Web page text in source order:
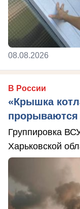
08.08.2026
В России
«Крышка
прорываются
Группировка
Харьковской